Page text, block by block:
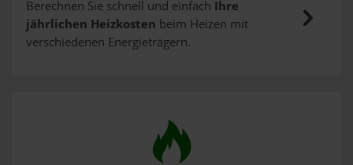
Berechnen Sie schnell und einfach Ihre
jährlichen Heizkosten beim Heizen mit
verschiedenen Energieträgern.